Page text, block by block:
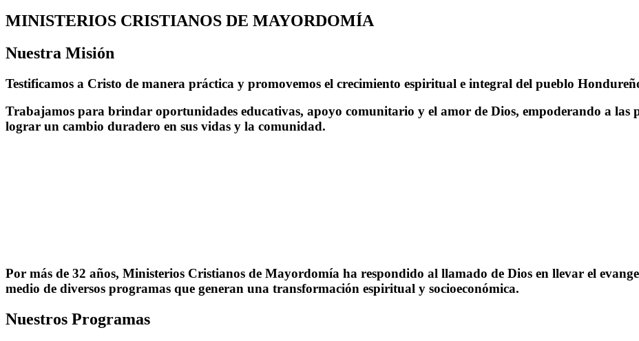
MINISTERIOS CRISTIANOS DE MAYORDOMÍA
Nuestra Misión
Testificamos a Cristo de manera práctica y promovemos el crecimiento espiritual e integral del pueblo
Trabajamos para brindar oportunidades educativas, apoyo comunitario y el amor de Dios, empoderando a las
lograr un cambio duradero en sus vidas y la comunidad.
Por más de 32 años, Ministerios Cristianos de Mayordomía ha respondido al llamado de Dios en llevar el
medio de diversos programas que generan una transformación espiritual y socioeconómica.
Nuestros Programas